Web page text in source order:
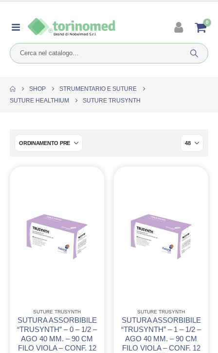
0
SHOP
STRUMENTARIO E SUTURE
SUTURE HEALTHIUM
SUTURE TRUSYNTH
SUTURE TRUSYNTH
SUTURA ASSORBIBILE
“TRUSYNTH” – 0 – 1/2 –
AGO 40 MM. – 90 CM
FILO VIOLA – CONF. 12
SUTURE TRUSYNTH
SUTURA ASSORBIBILE
“TRUSYNTH” – 1 – 1/2 –
AGO 40 MM. – 90 CM
FILO VIOLA – CONF. 12